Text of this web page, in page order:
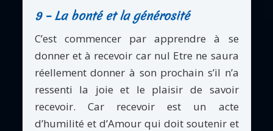
9 – La bonté et la générosité
C’est commencer par apprendre à se
donner et à recevoir car nul Etre ne saura
réellement donner à son prochain s’il n’a
ressenti la joie et le plaisir de savoir
recevoir. Car recevoir est un acte
d’humilité et d’Amour qui doit soutenir et